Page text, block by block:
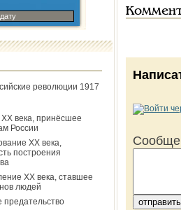
революции 1917
века, принёсшее
России
ХХ века,
построения
ХХ века, ставшее
людей
предательство